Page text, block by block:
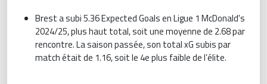
Brest a subi 5.36 Expected Goals en Ligue 1 McDonald's
2024/25, plus haut total, soit une moyenne de 2.68 par
rencontre. La saison passée, son total xG subis par
match était de 1.16, soit le 4e plus faible de l’élite.